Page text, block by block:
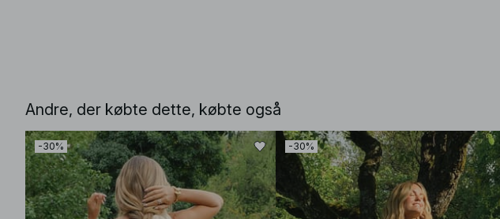
Andre, der købte dette, købte også
-30% -30%